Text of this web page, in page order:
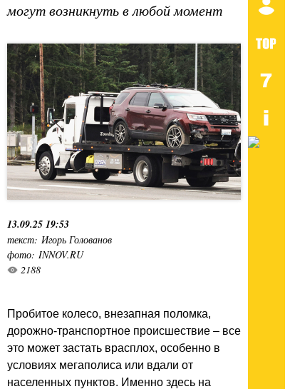
могут возникнуть в любой момент
13.09.25 19:53
текст: Игорь Голованов
фото: INNOV.RU
2188
Пробитое колесо, внезапная поломка,
дорожно-транспортное происшествие – все
это может застать врасплох, особенно в
условиях мегаполиса или вдали от
населенных пунктов. Именно здесь на